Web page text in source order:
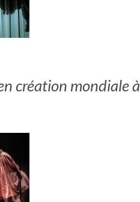
création mondiale à